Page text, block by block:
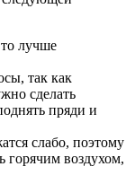
то лучше
так как
сделать
пряди и
слабо, поэтому
горячим воздухом,